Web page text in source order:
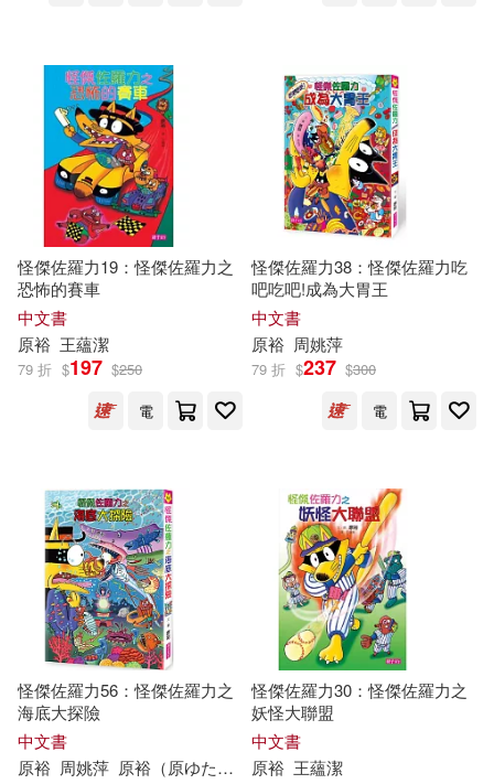
怪傑佐羅力19：怪傑佐羅力之
恐怖的賽車
中文書
原裕 王蘊潔
79 折 $197 $250
電
怪傑佐羅力38：怪傑佐羅力吃
吧吃吧!成為大胃王
中文書
原裕 周姚萍
79 折 $237 $300
電
怪傑佐羅力56：怪傑佐羅力之
海底大探險
中文書
原裕 周姚萍 原裕 （原ゆたか）
怪傑佐羅力30：怪傑佐羅力之
妖怪大聯盟
中文書
原裕 王蘊潔